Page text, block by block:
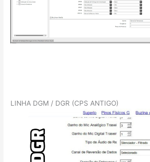
LINHA DGM / DGR (CPS ANTIGO)